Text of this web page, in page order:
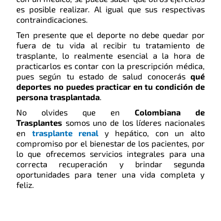
es posible realizar. Al igual que sus respectivas
contraindicaciones.
Ten presente que el deporte no debe quedar por
fuera de tu vida al recibir tu tratamiento de
trasplante, lo realmente esencial a la hora de
practicarlos es contar con la prescripción médica,
pues según tu estado de salud conocerás qué
deportes no puedes practicar en tu condición de
persona trasplantada
No olvides que en Colombiana de
Trasplantes somos uno de los líderes nacionales
en trasplante renal y hepático, con un alto
compromiso por el bienestar de los pacientes, por
lo que ofrecemos servicios integrales para una
correcta recuperación y brindar segunda
oportunidades para tener una vida completa y
feliz.